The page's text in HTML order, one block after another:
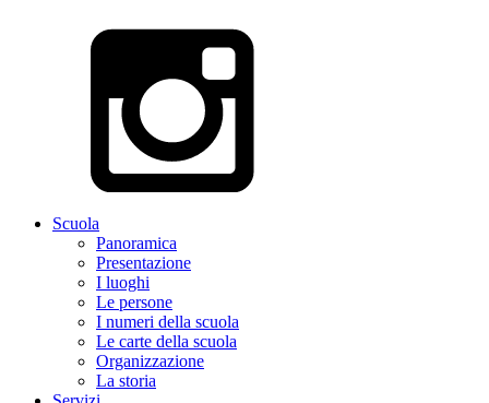
Scuola
Panoramica
Presentazione
I luoghi
Le persone
I numeri della scuola
Le carte della scuola
Organizzazione
La storia